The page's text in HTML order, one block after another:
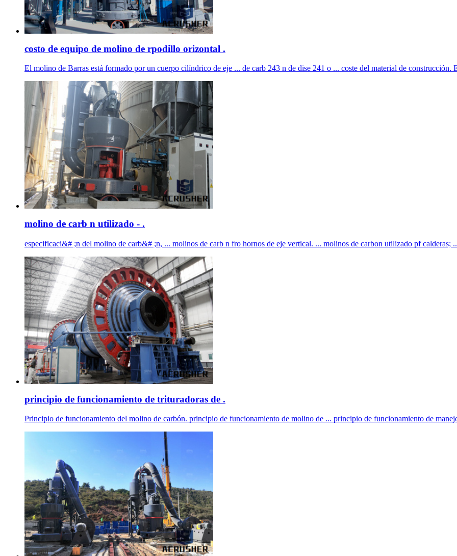
costo de equipo de molino de rpodillo orizontal .
El molino de Barras está formado por un cuerpo cilíndrico de eje ... de carb 243 n de dise 241 o ... coste del material de construcción.
molino de carb n utilizado - .
especificaci&# ;n del molino de carb&# ;n, ... molinos de carb n fro hornos de eje vertical. ... molinos de carbon utilizado pf calderas;
principio de funcionamiento de trituradoras de .
Principio de funcionamiento del molino de carbón. principio de funcionamiento de molino de ... principio de funcionamiento de